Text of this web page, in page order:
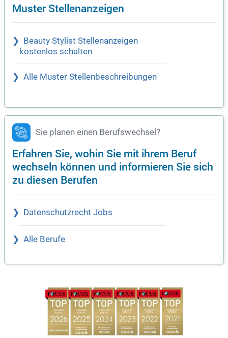
Muster Stellenanzeigen
Beauty Stylist Stellenanzeigen
kostenlos schalten
Alle Muster Stellenbeschreibungen
Sie planen einen Berufswechsel?
Erfahren Sie, wohin Sie mit ihrem Beruf
wechseln können und informieren Sie sich
zu diesen Berufen
Datenschutzrecht Jobs
Alle Berufe